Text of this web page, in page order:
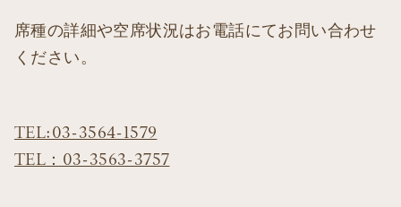
席種の詳細や空席状況はお電話にてお問い合わせ
ください。
TEL:03-3564-1579
TEL：03-3563-3757